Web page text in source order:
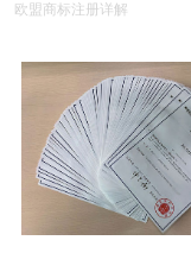
欧盟商标注册详解